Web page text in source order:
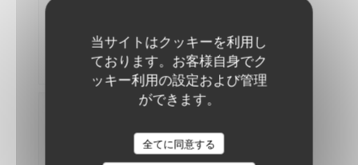
当サイトはクッキーを利用し
ております。お客様自身でク
ッキー利用の設定および管理
ができます。
全てに同意する
food.nice
Braai Shack Restaurant